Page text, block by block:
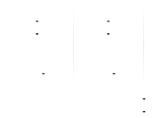
-
-
-
-
-
-
-
-